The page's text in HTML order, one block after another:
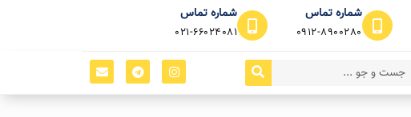
شماره تماس
0912-8900280
شماره تماس
021-66024081